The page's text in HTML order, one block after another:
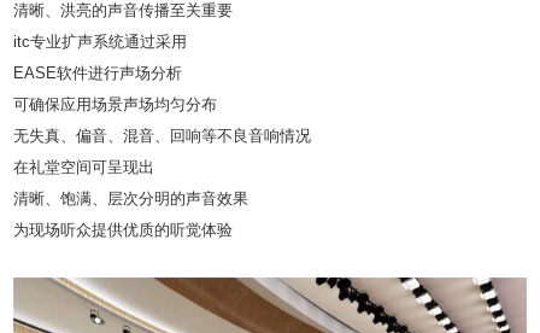
清晰、洪亮的声音传播至关重要
itc专业扩声系统通过采用
EASE软件进行声场分析
可确保应用场景声场均匀分布
无失真、偏音、混音、回响等不良音响情况
在礼堂空间可呈现出
清晰、饱满、层次分明的声音效果
为现场听众提供优质的听觉体验